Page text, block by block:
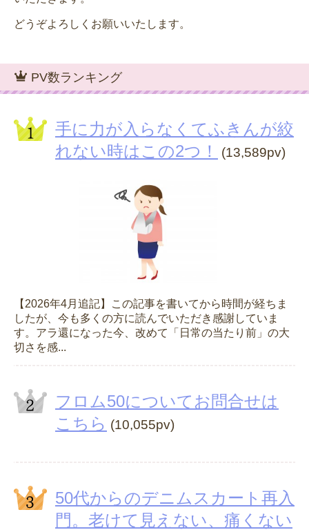
どうぞよろしくお願いいたします。
PV数ランキング
手に力が入らなくてふきんが絞
れない時はこの2つ！
(13,589pv)
【2026年4月追記】この記事を書いてから時間が経ちま
したが、今も多くの方に読んでいただき感謝していま
す。アラ還になった今、改めて「日常の当たり前」の大
切さを感...
フロム50についてお問合せは
こちら (10,055pv)
50代からのデニムスカート再入
門。老けて見えない、痛くない